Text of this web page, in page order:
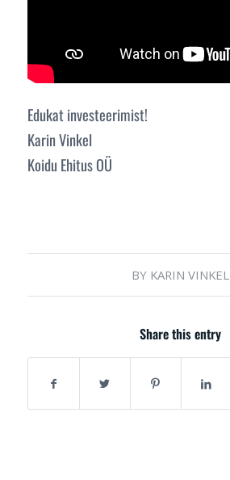
Edukat investeerimist!
Karin Vinkel
Koidu Ehitus OÜ
BY KARIN VINKEL
Share this entry